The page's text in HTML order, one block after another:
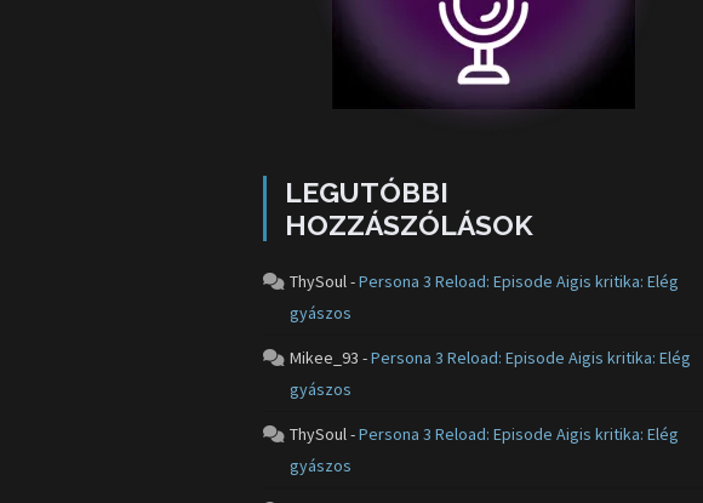
LEGUTÓBBI
HOZZÁSZÓLÁSOK
ThySoul-Persona 3 Reload: Episode Aigis kritika: Elég
gyászos
Mikee_93 -Persona 3 Reload: Episode Aigis kritika: Elég
gyászos
ThySoul-Persona 3 Reload: Episode Aigis kritika: Elég
gyászos